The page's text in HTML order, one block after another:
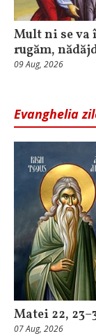
Mult ni se va
rugăm,
09 Aug, 2026
Evanghelia
Matei 22,
07 Aug, 2026